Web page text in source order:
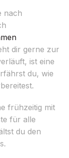
nach
dir gerne zur
ist eine
du, wie
frühzeitig mit
für alle
du den